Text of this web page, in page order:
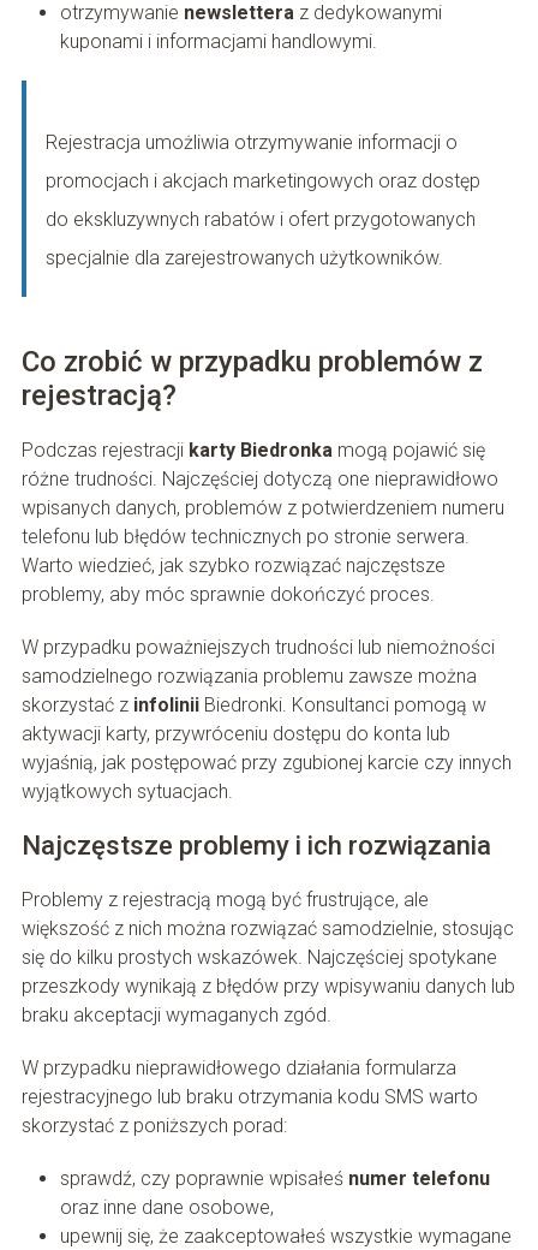
otrzymywanie newsletteraz dedykowanymi
kuponami i informacjami handlowymi.
Rejestracja umożliwia otrzymywanie informacji o
promocjach i akcjach marketingowych oraz dostęp
do ekskluzywnych rabatów i ofert przygotowanych
specjalnie dla zarejestrowanych użytkowników.
Co zrobić w przypadku problemów z
rejestracją?
Podczas rejestracji karty Biedronkamogą pojawić się
różne trudności. Najczęściej dotyczą one nieprawidłowo
wpisanych danych, problemów z potwierdzeniem numeru
telefonu lub błędów technicznych po stronie serwera.
Warto wiedzieć, jak szybko rozwiązać najczęstsze
problemy, aby móc sprawnie dokończyć proces.
W przypadku poważniejszych trudności lub niemożności
samodzielnego rozwiązania problemu zawsze można
skorzystać z infoliniiBiedronki. Konsultanci pomogą w
aktywacji karty, przywróceniu dostępu do konta lub
wyjaśnią, jak postępować przy zgubionej karcie czy innych
wyjątkowych sytuacjach.
Najczęstsze problemy i ich rozwiązania
Problemy z rejestracją mogą być frustrujące, ale
większość z nich można rozwiązać samodzielnie, stosując
się do kilku prostych wskazówek. Najczęściej spotykane
przeszkody wynikają z błędów przy wpisywaniu danych lub
braku akceptacji wymaganych zgód.
W przypadku nieprawidłowego działania formularza
rejestracyjnego lub braku otrzymania kodu SMS warto
skorzystać z poniższych porad:
sprawdź, czy poprawnie wpisałeś numer telefonu
oraz inne dane osobowe,
upewnij się, że zaakceptowałeś wszystkie wymagane